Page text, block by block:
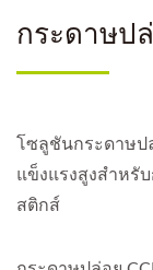
กระดาษป
โซลูชันกระดาษ
แข็งแรงสูงสำหรั
สติกส์